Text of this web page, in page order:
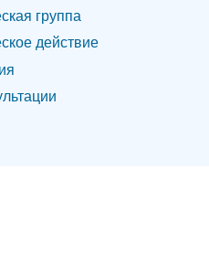
группа
действие